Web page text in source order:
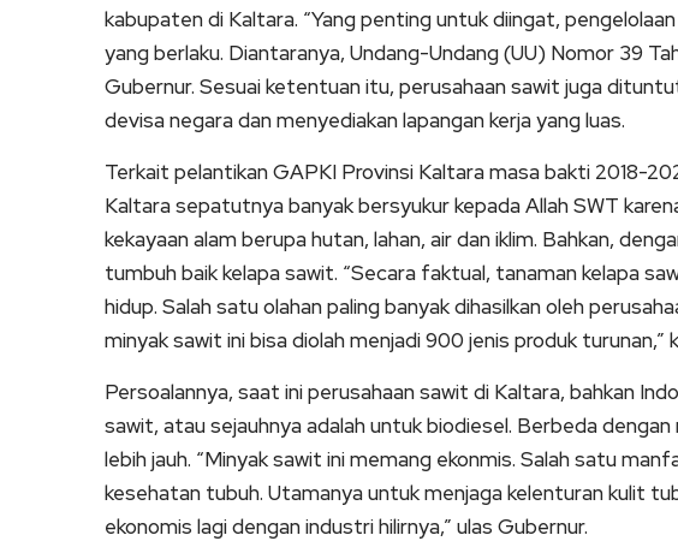
kabupaten di Kaltara. “Yang penting untuk diingat,
yang berlaku. Diantaranya, Undang-Undang (UU) Nomor 39
Gubernur. Sesuai ketentuan itu, perusahaan sawit juga
devisa negara dan menyediakan lapangan kerja yang luas.
Terkait pelantikan GAPKI Provinsi Kaltara masa bakti 2018-
Kaltara sepatutnya banyak bersyukur kepada Allah SWT
kekayaan alam berupa hutan, lahan, air dan iklim. Bahkan,
tumbuh baik kelapa sawit. “Secara faktual, tanaman kelapa
hidup. Salah satu olahan paling banyak dihasilkan oleh
minyak sawit ini bisa diolah menjadi 900 jenis produk turunan,”
Persoalannya, saat ini perusahaan sawit di Kaltara, bahkan
sawit, atau sejauhnya adalah untuk biodiesel. Berbeda
lebih jauh. “Minyak sawit ini memang ekonmis. Salah satu
kesehatan tubuh. Utamanya untuk menjaga kelenturan kulit
ekonomis lagi dengan industri hilirnya,” ulas Gubernur.